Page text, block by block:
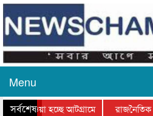
Menu
সর্বশেষ
যাওয়া হচ্ছে আটগ্রামে
রাজনৈতিক